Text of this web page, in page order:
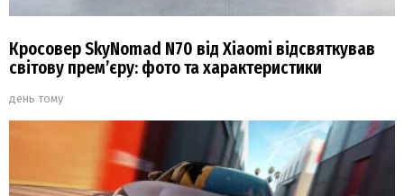
Кросовер SkyNomad N70 від Xiaomi відсвяткував
світову прем’єру: фото та характеристики
день тому